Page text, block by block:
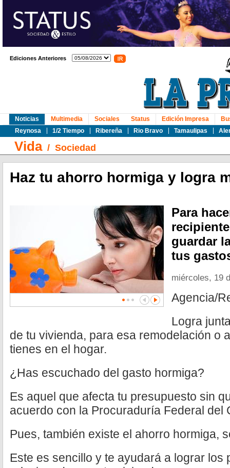
Ediciones Anteriores
Noticias
Reynosa
1/2 Tiempo Ribereña Rio Bravo Tamaulipas
Multimedia Sociales Status Edición Impresa
Vida/ Sociedad
Haz tu ahorro hormiga y logra
Para
guardar
tus
miércoles, 19
Agencia/
Logra
de tu vivienda, para esa remodelación o
tienes en el hogar.
¿Has escuchado del gasto hormiga?
Es aquel que afecta tu presupuesto sin
acuerdo con la Procuraduría Federal del
Pues, también existe el ahorro hormiga,
Este es sencillo y te ayudará a lograr los